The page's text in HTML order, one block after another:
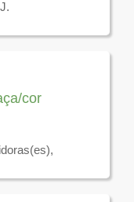
de dezembro de
cor